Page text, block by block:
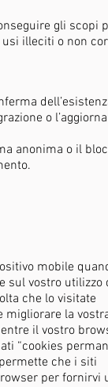
gli scopi
illeciti o non
o
anonima o il
mobile
sul vostro utilizzo
che lo visitate
migliorare la
il vostro
“cookies
che i siti
per fornirvi